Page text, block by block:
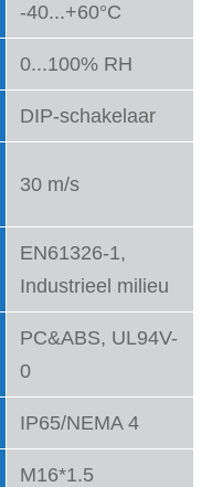
-40...+60°C
0...100% RH
DIP-schakelaar
30 m/s
EN61326-1,
Industrieel milieu
PC&ABS, UL94V-
0
IP65/NEMA 4
M16*1.5